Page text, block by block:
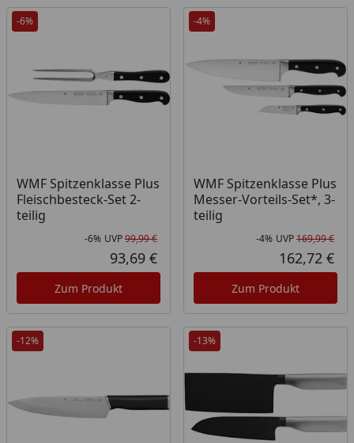
-6%
WMF Spitzenklasse Plus
Fleischbesteck-Set 2-
teilig
Rabatt in Prozent
-6%
Ursprünglicher Preis
UVP99,99 €
Aktueller Preis
93,69 €
Zum Produkt
-4%
WMF Spitzenklasse Plus
Messer-Vorteils-Set*, 3-
teilig
-4% UVP169,99 €
162,72 €
Zum Produkt
-12% -13%